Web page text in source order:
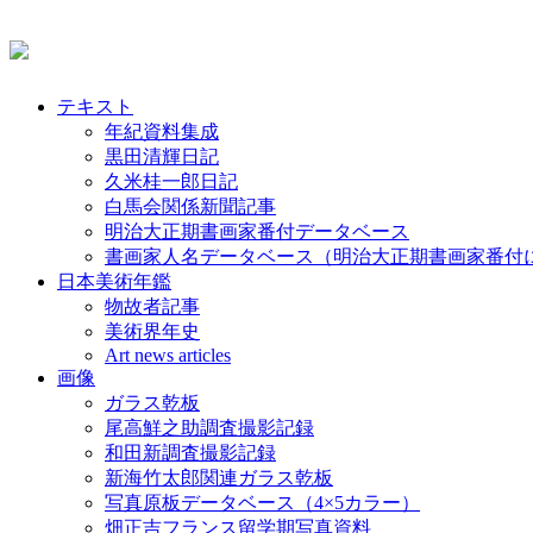
テキスト
年紀資料集成
黒田清輝日記
久米桂一郎日記
白馬会関係新聞記事
明治大正期書画家番付データベース
書画家人名データベース（明治大正期書画家番付
日本美術年鑑
物故者記事
美術界年史
Art news articles
画像
ガラス乾板
尾高鮮之助調査撮影記録
和田新調査撮影記録
新海竹太郎関連ガラス乾板
写真原板データベース（4×5カラー）
畑正吉フランス留学期写真資料